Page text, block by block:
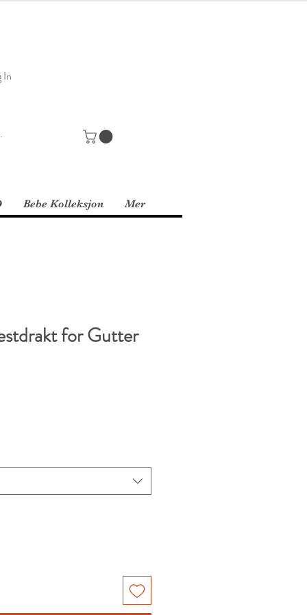
In
Bebe Kolleksjon Mer
for Gutter